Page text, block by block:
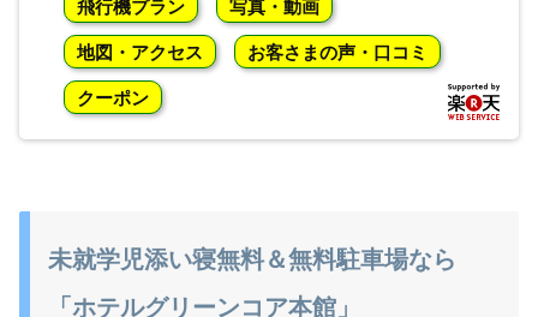
飛行機プラン 写真・動画
地図・アクセス お客さまの声・口コミ
クーポン
未就学児添い寝無料＆無料駐車場なら
「ホテルグリーンコア本館」